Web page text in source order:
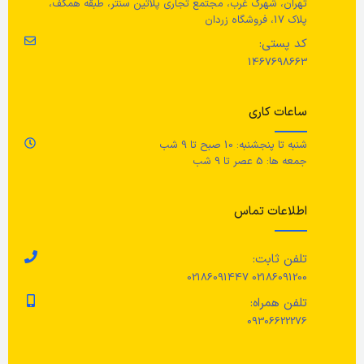
خروجی چاپ تک رنگ
سبز ,قرمز کرم,
عرض کاغذ 20-50 میلی متر
وضوح 203 نقطه در اینچ
تهران، شهرک غرب، مجتمع تجاری پلاتین سنتر، طبقه همکف،
پلاک 17، فروشگاه زردان
کد پستی:
1467698663
ساعات کاری
شنبه تا پنجشنبه: 10 صبح تا 9 شب
جمعه ها: 5 عصر تا 9 شب
اطلاعات تماس
تلفن ثابت:
02186091200 02186091447
تلفن همراه:
09306622276